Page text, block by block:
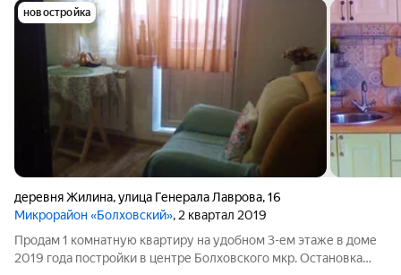
новостройка
деревня Жилина,улица Генерала Лаврова,16
Микрорайон «Болховский», 2 квартал 2019
Продам 1 комнатную квартиру на удобном 3-ем этаже в доме
2019 года постройки в центре Болховского мкр. Остановка